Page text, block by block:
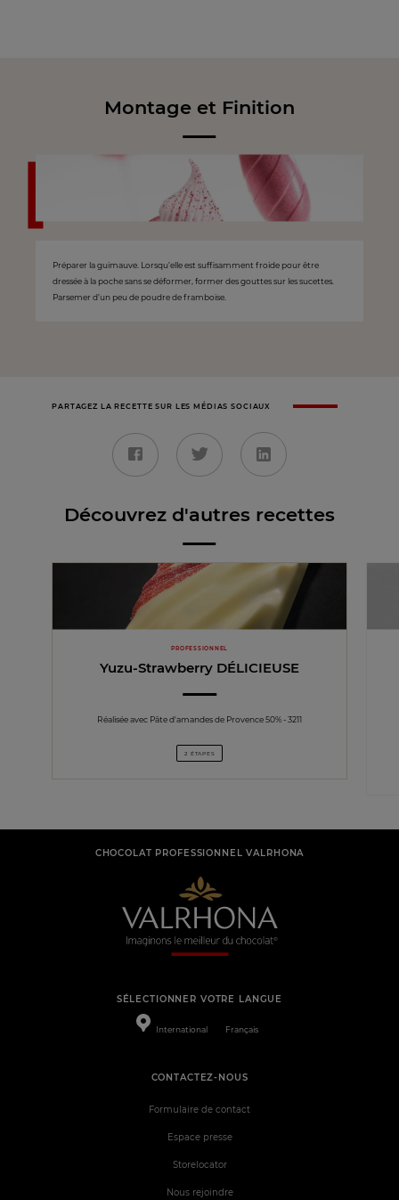
Montage et Finition
Préparer la guimauve. Lorsqu’elle est suffisamment froide pour être
dressée à la poche sans se déformer, former des gouttes sur les sucettes.
Parsemer d’un peu de poudre de framboise.
PARTAGEZ LA RECETTE SUR LES MÉDIAS SOCIAUX
Découvrez d'autres recettes
PROFESSIONNEL
Yuzu-Strawberry DÉLICIEUSE
Réalisée avec Pâte d'amandes de Provence 50% - 3211
2 ÉTAPES
CHOCOLAT PROFESSIONNEL VALRHONA
SÉLECTIONNER VOTRE LANGUE
International Français
CONTACTEZ-NOUS
Formulaire de contact
Espace presse
Storelocator
Nous rejoindre